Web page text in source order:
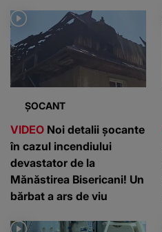
ȘOCANT
VIDEO Noi detalii șocante
în cazul incendiului
devastator de la
Mănăstirea Bisericani! Un
bărbat a ars de viu